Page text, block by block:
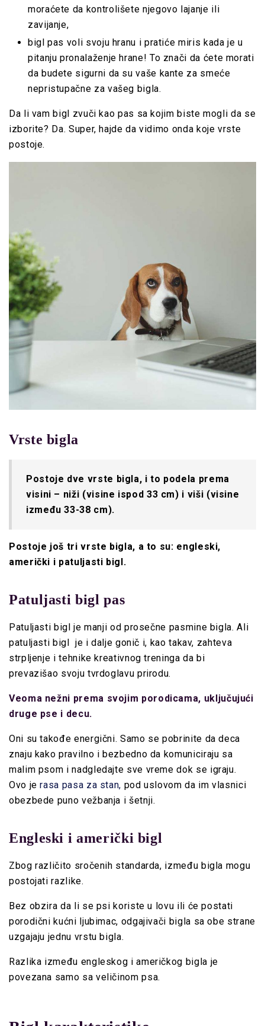
moraćete da kontrolišete njegovo lajanje ili
zavijanje,
bigl pas voli svoju hranu i pratiće miris kada je u
pitanju pronalaženje hrane! To znači da ćete morati
da budete sigurni da su vaše kante za smeće
nepristupačne za vašeg bigla.
Da li vam bigl zvuči kao pas sa kojim biste mogli da se
izborite? Da. Super, hajde da vidimo onda koje vrste
postoje.
Vrste bigla
Postoje dve vrste bigla, i to podela prema
visini – niži (visine ispod 33 cm) i viši (visine
između 33-38 cm).
Postoje još tri vrste bigla, a to su: engleski,
američki i patuljasti bigl.
Patuljasti bigl pas
Patuljasti bigl je manji od prosečne pasmine bigla. Ali
patuljasti bigl je i dalje gonič i, kao takav, zahteva
strpljenje i tehnike kreativnog treninga da bi
prevazišao svoju tvrdoglavu prirodu.
Veoma nežni prema svojim porodicama, uključujući
druge pse i decu.
Oni su takođe energični. Samo se pobrinite da deca
znaju kako pravilno i bezbedno da komuniciraju sa
malim psom i nadgledajte sve vreme dok se igraju.
Ovo je rasa pasa za stan, pod uslovom da im vlasnici
obezbede puno vežbanja i šetnji.
Engleski i američki bigl
Zbog različito sročenih standarda, između bigla mogu
postojati razlike.
Bez obzira da li se psi koriste u lovu ili će postati
porodični kućni ljubimac, odgajivači bigla sa obe strane
uzgajaju jednu vrstu bigla.
Razlika između engleskog i američkog bigla je
povezana samo sa veličinom psa.